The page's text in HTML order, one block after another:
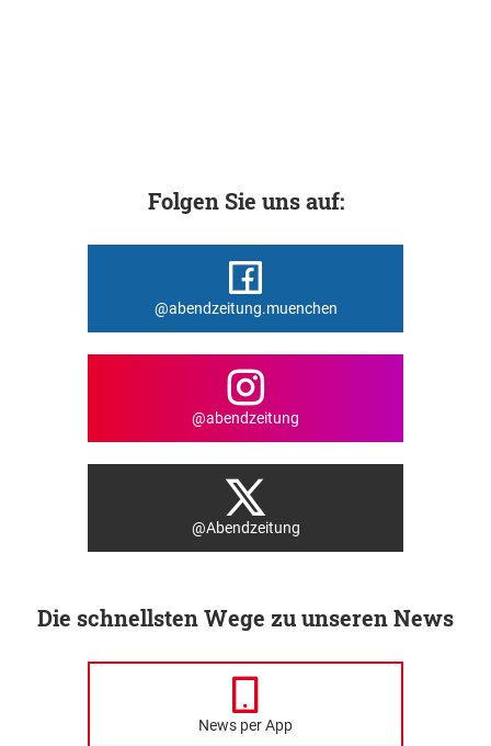
Folgen Sie uns auf:
@abendzeitung.muenchen
@abendzeitung
@Abendzeitung
Die schnellsten Wege zu unseren News
News per App